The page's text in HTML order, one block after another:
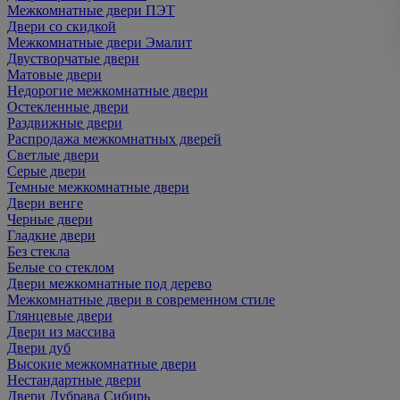
Межкомнатные двери ПЭТ
Двери со скидкой
Межкомнатные двери Эмалит
Двустворчатые двери
Матовые двери
Недорогие межкомнатные двери
Остекленные двери
Раздвижные двери
Распродажа межкомнатных дверей
Светлые двери
Серые двери
Темные межкомнатные двери
Двери венге
Черные двери
Гладкие двери
Без стекла
Белые со стеклом
Двери межкомнатные под дерево
Межкомнатные двери в современном стиле
Глянцевые двери
Двери из массива
Двери дуб
Высокие межкомнатные двери
Нестандартные двери
Двери Дубрава Сибирь